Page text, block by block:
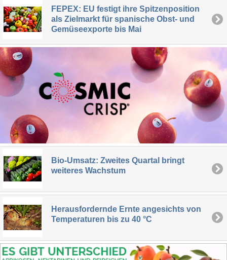
FEPEX: EU festigt ihre Spitzenposition
als Zielmarkt für spanische Obst- und
Gemüseexporte bis Mai
Bio-Umsatz: Zweites Quartal bringt
weiteres Wachstum
Herausfordernde Ernte angesichts von
Temperaturen bis zu 40 °C